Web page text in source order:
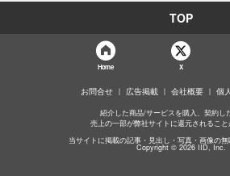
TOP
Home X
お問合せ 広告掲載 会社概要 個
紹介した商品/サービスを購入、契約し
売上の一部が弊社サイトに還元されること
当サイトに掲載の記事・見出し・写真・画像の無
Copyright © 2026 IID, Inc.